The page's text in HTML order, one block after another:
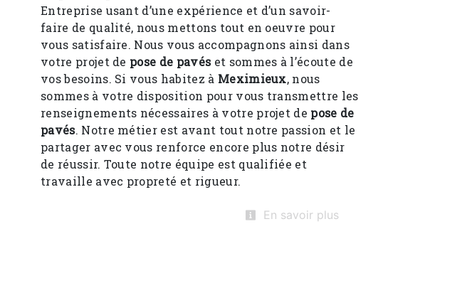
Entreprise usant d’une expérience et d’un savoir-
faire de qualité, nous mettons tout en oeuvre pour
vous satisfaire. Nous vous accompagnons ainsi dans
votre projet de pose de pavéset sommes à l’écoute de
vos besoins. Si vous habitez à Meximieux, nous
sommes à votre disposition pour vous transmettre les
renseignements nécessaires à votre projet de pose de
pavés. Notre métier est avant tout notre passion et le
partager avec vous renforce encore plus notre désir
de réussir. Toute notre équipe est qualifiée et
travaille avec propreté et rigueur.
En savoir plus